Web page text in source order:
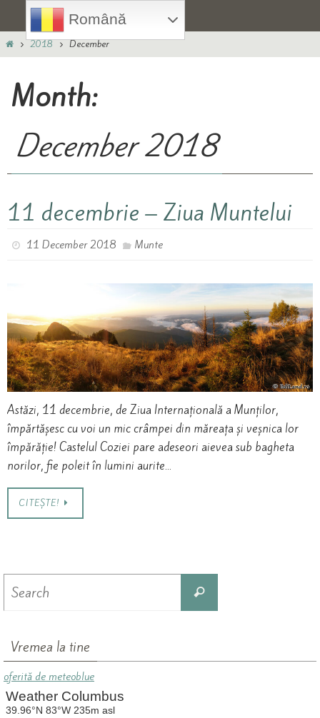
content
Home2018 December
Month:
December 2018
11 decembrie – Ziua Muntelui
11 December 2018 Munte
Astăzi, 11 decembrie, de Ziua Internațională a Munților,
împărtășesc cu voi un mic crâmpei din măreața și veșnica lor
împărăție! Castelul Coziei pare adeseori aievea sub bagheta
norilor, fie poleit în lumini aurite…
CITEȘTE!
Search
Vremea la tine
oferită de meteoblue
Română